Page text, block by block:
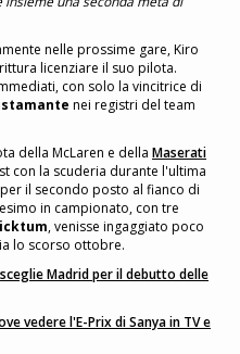
nelle prossime gare, Kiro
licenziare il suo pilota.
con solo la vincitrice di
nei registri del team
della McLaren e della Maserati
con la scuderia durante l'ultima
il secondo posto al fianco di
in campionato, con tre
, venisse ingaggiato poco
lo scorso ottobre.
sceglie Madrid per il debutto delle
vedere l'E-Prix di Sanya in TV e